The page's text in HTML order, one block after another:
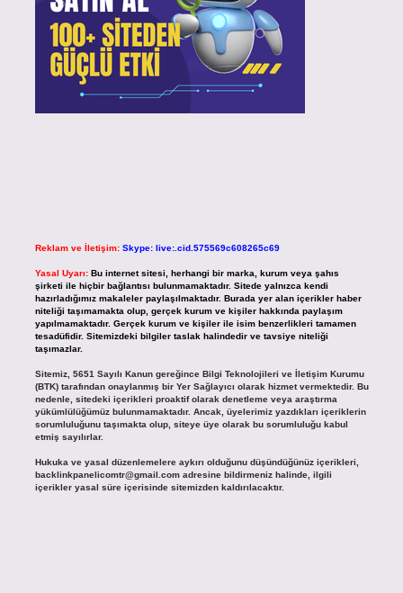
Reklam ve İletişim: Skype: live:.cid.575569c608265c69
Yasal Uyarı: Bu internet sitesi, herhangi bir marka, kurum veya şahıs
şirketi ile hiçbir bağlantısı bulunmamaktadır. Sitede yalnızca kendi
hazırladığımız makaleler paylaşılmaktadır. Burada yer alan içerikler haber
niteliği taşımamakta olup, gerçek kurum ve kişiler hakkında paylaşım
yapılmamaktadır. Gerçek kurum ve kişiler ile isim benzerlikleri tamamen
tesadüfidir. Sitemizdeki bilgiler taslak halindedir ve tavsiye niteliği
taşımazlar.
Sitemiz, 5651 Sayılı Kanun gereğince Bilgi Teknolojileri ve İletişim Kurumu
(BTK) tarafından onaylanmış bir Yer Sağlayıcı olarak hizmet vermektedir. Bu
nedenle, sitedeki içerikleri proaktif olarak denetleme veya araştırma
yükümlülüğümüz bulunmamaktadır. Ancak, üyelerimiz yazdıkları içeriklerin
sorumluluğunu taşımakta olup, siteye üye olarak bu sorumluluğu kabul
etmiş sayılırlar.
Hukuka ve yasal düzenlemelere aykırı olduğunu düşündüğünüz içerikleri,
backlinkpanelicomtr@gmail.comadresine bildirmeniz halinde, ilgili
içerikler yasal süre içerisinde sitemizden kaldırılacaktır.